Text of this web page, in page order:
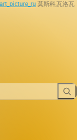
莫斯科,瓦洛瓦